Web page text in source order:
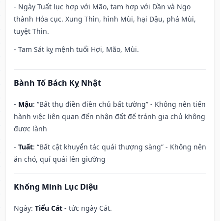
- Ngày Tuất lục hợp với Mão, tam hợp với Dần và Ngọ
thành Hỏa cục. Xung Thìn, hình Mùi, hại Dậu, phá Mùi,
tuyệt Thìn.
- Tam Sát kỵ mệnh tuổi Hợi, Mão, Mùi.
Bành Tổ Bách Kỵ Nhật
- Mậu: “Bất thụ điền điền chủ bất tường” - Không nên tiến
hành việc liên quan đến nhận đất để tránh gia chủ không
được lành
- Tuất: “Bất cật khuyển tác quái thượng sàng” - Không nên
ăn chó, quỉ quái lên giường
Khổng Minh Lục Diệu
Ngày: Tiểu Cát - tức ngày Cát.